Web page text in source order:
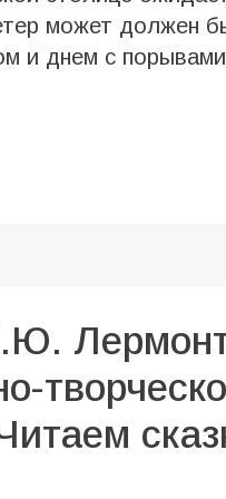
может должен
и днем с